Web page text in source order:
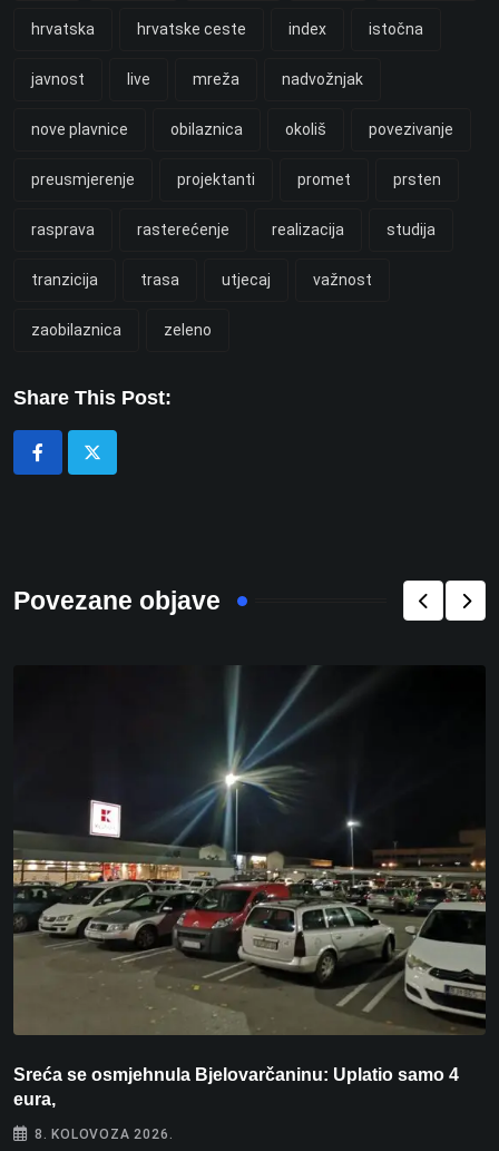
hrvatska hrvatske ceste index istočna
javnost live mreža nadvožnjak
nove plavnice obilaznica okoliš povezivanje
preusmjerenje projektanti promet prsten
rasprava rasterećenje realizacija studija
tranzicija trasa utjecaj važnost
zaobilaznica zeleno
Share This Post:
Povezane objave
Sreća se osmjehnula Bjelovarčaninu: Uplatio samo 4
eura,
8. KOLOVOZA 2026.